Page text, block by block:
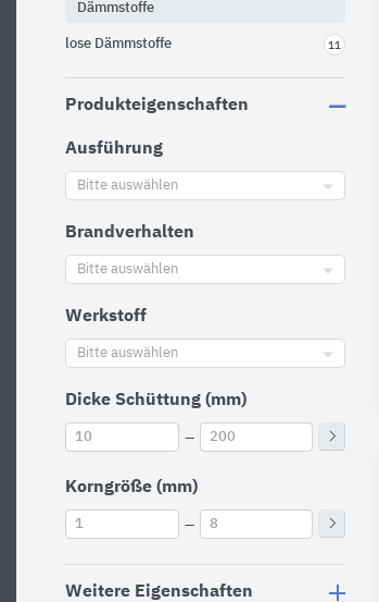
Dämmstoffe
lose Dämmstoffe 11
Produkteigenschaften
Ausführung
Bitte auswählen
Brandverhalten
Bitte auswählen
Werkstoff
Bitte auswählen
Dicke Schüttung (mm)
–
Korngröße (mm)
–
Weitere Eigenschaften